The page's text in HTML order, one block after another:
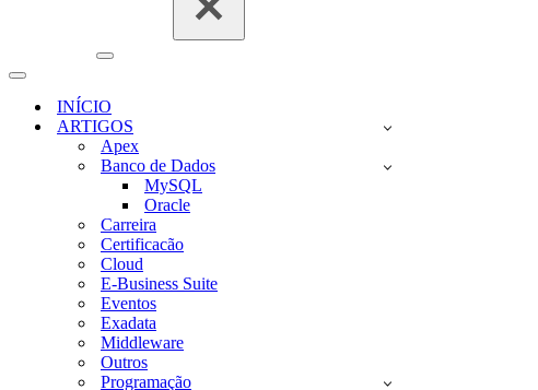
Menu
Menu
navegaçãoINÍCIO
ARTIGOS
Apex
Banco de Dados
MySQL
Oracle
Carreira
Certificacão
Cloud
E-Business Suite
Eventos
Exadata
Middleware
Outros
Programação